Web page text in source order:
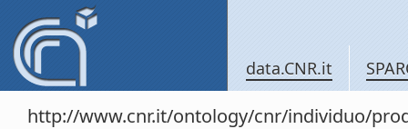
data.CNR.it
http://www.cnr.it/ontology/cnr/individuo/